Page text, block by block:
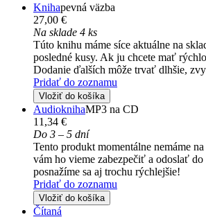
Knihapevná väzba
27,00 €
Na sklade 4 ks
Túto knihu máme síce aktuálne na
posledné kusy. Ak ju chcete mať
Dodanie ďalších môže trvať dlhšie,
Pridať do zoznamu
Vložiť do košíka
AudioknihaMP3 na CD
11,34 €
Do 3 – 5 dní
Tento produkt momentálne nemáme
vám ho vieme zabezpečiť a odoslať
posnažíme sa aj trochu rýchlejšie!
Pridať do zoznamu
Vložiť do košíka
Čítaná